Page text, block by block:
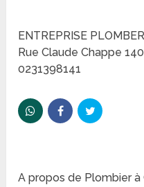
ENTREPRISE
Rue Claude Chappe
0231398141
A propos de Plombier à